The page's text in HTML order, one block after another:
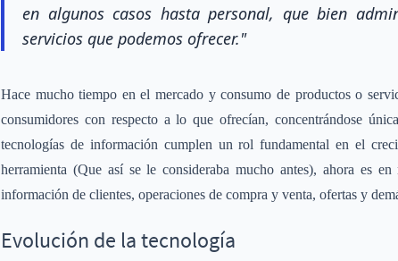
en algunos casos hasta personal, que bien
servicios que podemos ofrecer."
Hace mucho tiempo en el mercado y consumo de productos o
consumidores con respecto a lo que ofrecían, concentrándose
tecnologías de información cumplen un rol fundamental en el
herramienta (Que así se le consideraba mucho antes), ahora es en
información de clientes, operaciones de compra y venta, ofertas y
Evolución de la tecnología